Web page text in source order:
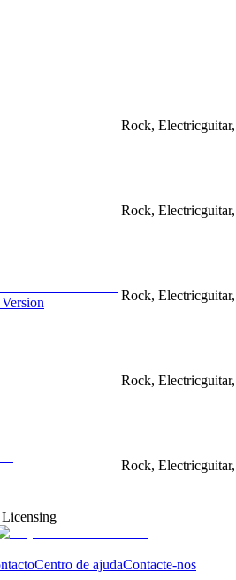
Rock,
Rock,
Rock,
Rock,
Rock,
Licensing
Centro de ajudaContacte-nos